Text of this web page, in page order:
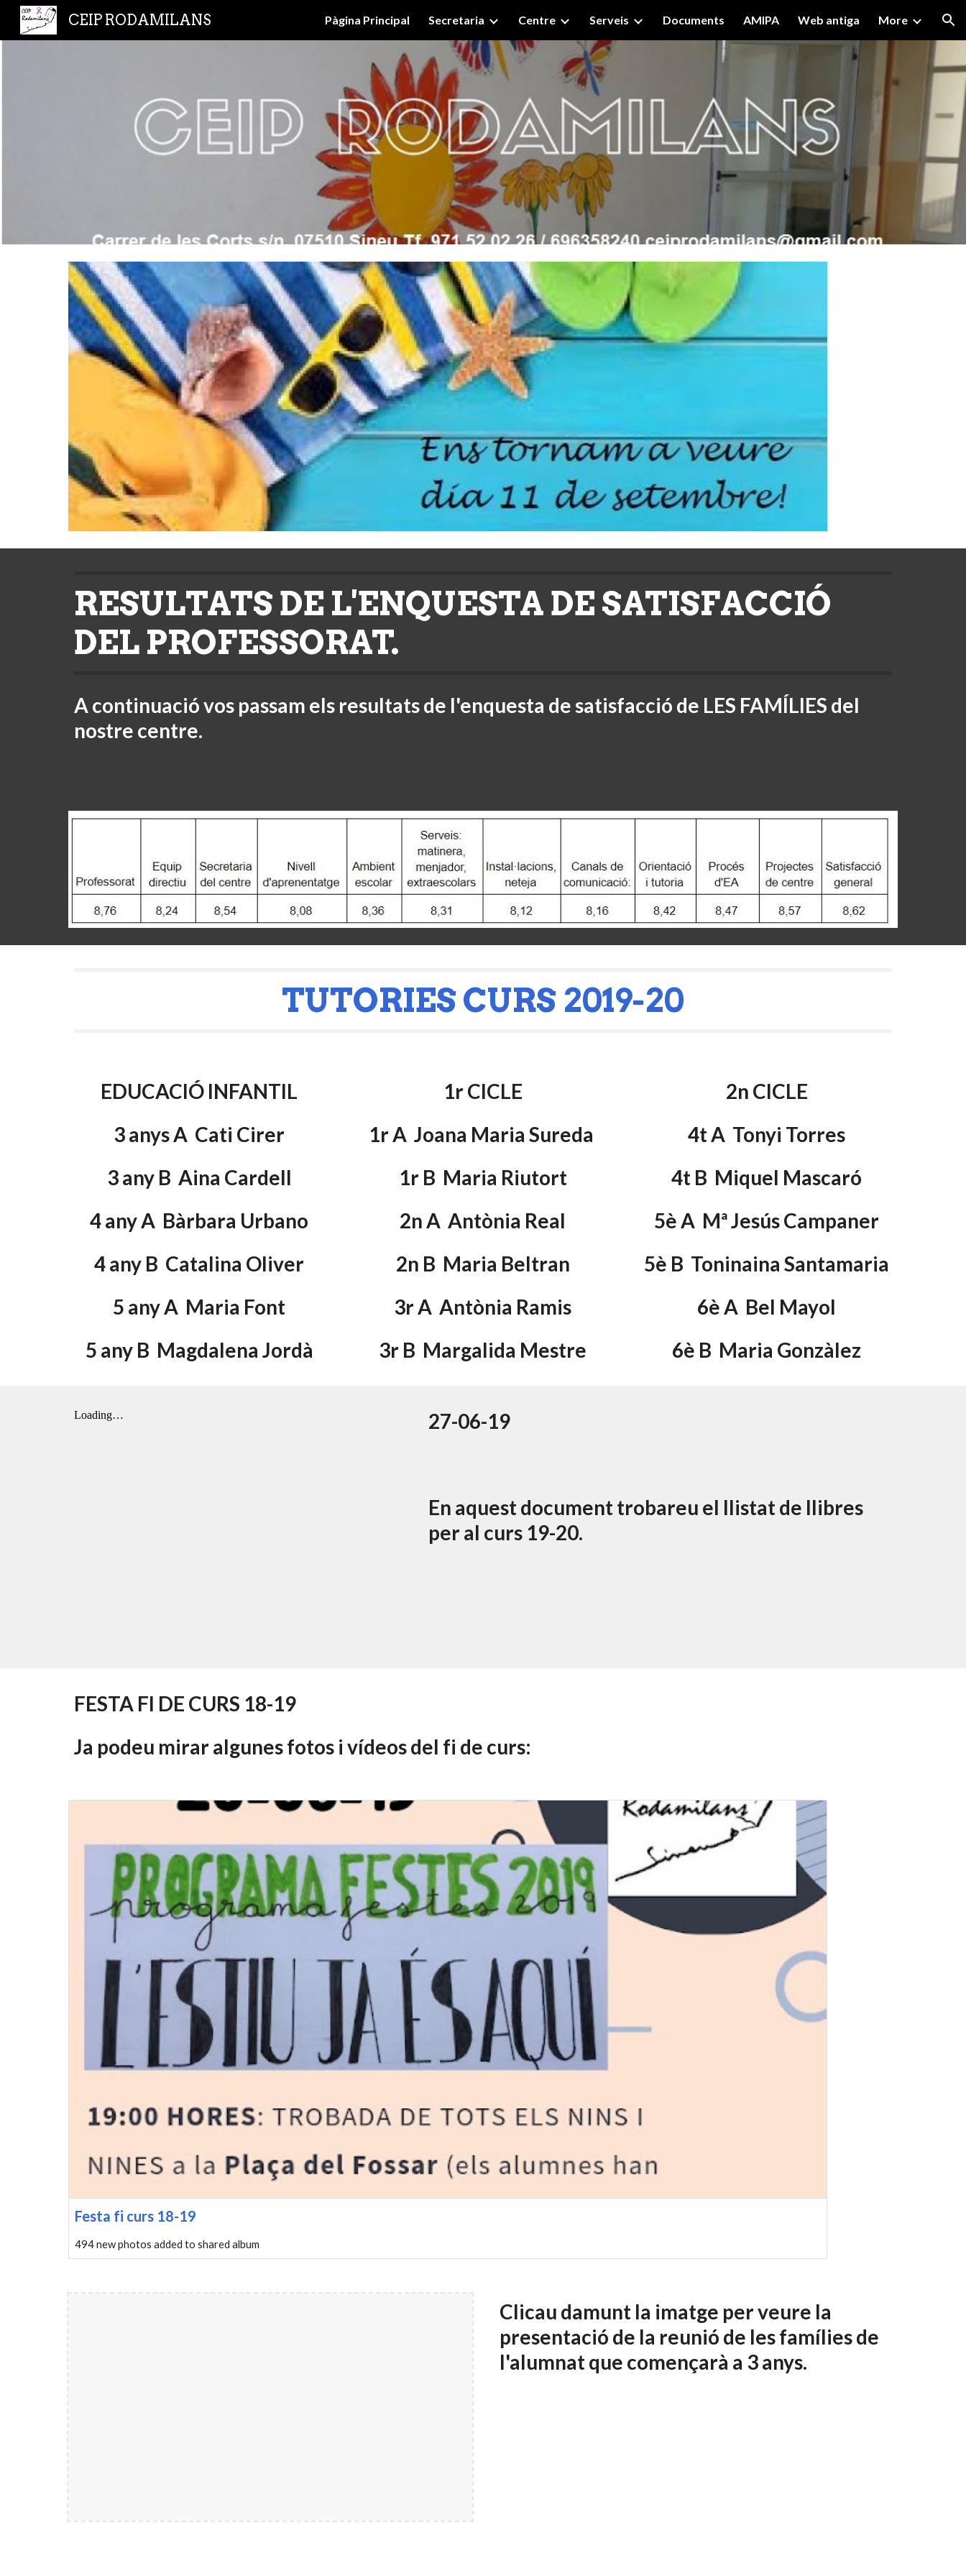
Skip to main content Skip to navigation
CEIP RODAMILANS Pàgina Principal Secretaria Centre Serveis Documents AMIPA Web antiga More
RESULTATS DE L'ENQUESTA DE SATISFACCIÓ
DEL PROFESSORAT.
A continuació vos passam els resultats de l'enquesta de satisfacció de LES FAMÍLIES del
nostre centre.
TUTORIES CURS 2019-20
EDUCACIÓ INFANTIL
3 anys A  Cati Cirer
3 any B  Aina Cardell
4 any A  Bàrbara Urbano
4 any B  Catalina Oliver
5 any A  Maria Font
5 any B  Magdalena Jordà
1r CICLE
1r A  Joana Maria Sureda
1r B  Maria Riutort
2n A  Antònia Real
2n B  Maria Beltran
3r A  Antònia Ramis
3r B  Margalida Mestre
2n CICLE
4t A  Tonyi Torres
4t B  Miquel Mascaró
5è A  Mª Jesús Campaner
5è B  Toninaina Santamaria
6è A  Bel Mayol
6è B  Maria Gonzàlez
27-06-19
En aquest document trobareu el llistat de llibres
per al curs 19-20.
FESTA FI DE CURS 18-19
Ja podeu mirar algunes fotos i vídeos del fi de curs:
Festa fi curs 18-19
494 new photos added to shared album
Clicau damunt la imatge per veure la
presentació de la reunió de les famílies de
l'alumnat que començarà a 3 anys.